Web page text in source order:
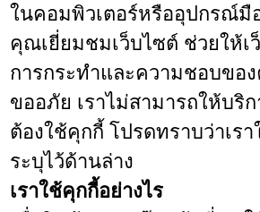
ในคอมพิวเตอร์หรืออุปกรณ์มื
คุณเยี่ยมชมเว็บไซต์ ช่วยให้เ
การกระทำและความชอบขอ
ขออภัย เราไม่สามารถให้บริ
ต้องใช้คุกกี้ โปรดทราบว่าเร
ระบุไว้ด้านล่าง
เราใช้คุกกี้อย่างไร